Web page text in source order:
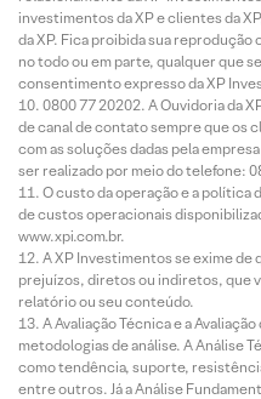
investimentos da XP e clientes da
da XP. Fica proibida sua
no todo ou em parte, qualquer que
consentimento expresso da XP
0800 77 20202. A Ouvidoria da
de canal de contato sempre que os
com as soluções dadas pela
ser realizado por meio do telefone:
O custo da operação e a política
de custos operacionais
www.xpi.com.br.
A XP Investimentos se exime
prejuízos, diretos ou indiretos, que
relatório ou seu conteúdo.
A Avaliação Técnica e a
metodologias de análise. A Análise
como tendência, suporte,
entre outros. Já a Análise